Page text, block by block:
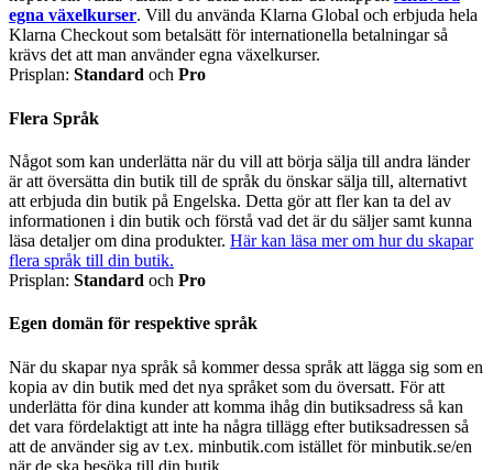
egna växelkurser. Vill du använda Klarna Global och erbjuda hela
Klarna Checkout som betalsätt för internationella betalningar så
krävs det att man använder egna växelkurser.
Prisplan: Standard och Pro
Flera Språk
Något som kan underlätta när du vill att börja sälja till andra länder
är att översätta din butik till de språk du önskar sälja till, alternativt
att erbjuda din butik på Engelska. Detta gör att fler kan ta del av
informationen i din butik och förstå vad det är du säljer samt kunna
läsa detaljer om dina produkter. Här kan läsa mer om hur du skapar
flera språk till din butik.
Prisplan: Standard och Pro
Egen domän för respektive språk
När du skapar nya språk så kommer dessa språk att lägga sig som en
kopia av din butik med det nya språket som du översatt. För att
underlätta för dina kunder att komma ihåg din butiksadress så kan
det vara fördelaktigt att inte ha några tillägg efter butiksadressen så
att de använder sig av t.ex. minbutik.com istället för minbutik.se/en
när de ska besöka till din butik.